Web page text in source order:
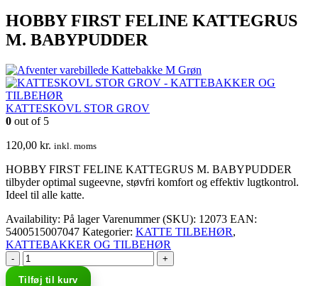
HOBBY FIRST FELINE KATTEGRUS
M. BABYPUDDER
Kattebakke M Grøn
KATTESKOVL STOR GROV
0 out of 5
120,00 kr. inkl. moms
HOBBY FIRST FELINE KATTEGRUS M. BABYPUDDER
tilbyder optimal sugeevne, støvfri komfort og effektiv lugtkontrol.
Ideel til alle katte.
Availability: På lager Varenummer (SKU): 12073 EAN:
5400515007047 Kategorier: KATTE TILBEHØR,
KATTEBAKKER OG TILBEHØR
-
+
Tilføj til kurv